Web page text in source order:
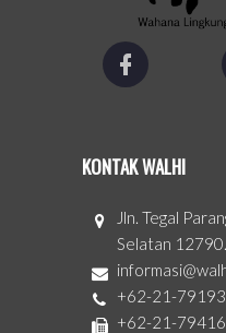
KONTAK WALHI
Jln. Tegal
Selatan
+62-21-
+62-21-